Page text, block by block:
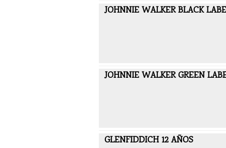
JOHNNIE WALKER BLACK
JOHNNIE WALKER GREEN
GLENFIDDICH 12 AÑOS